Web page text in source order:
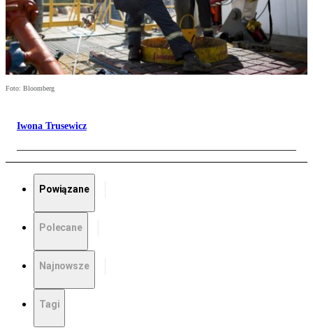
Foto: Bloomberg
Iwona Trusewicz
Powiązane
Polecane
Najnowsze
Tagi